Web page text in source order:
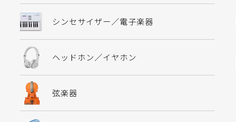
シンセサイザー／電子楽器
ヘッドホン／イヤホン
弦楽器